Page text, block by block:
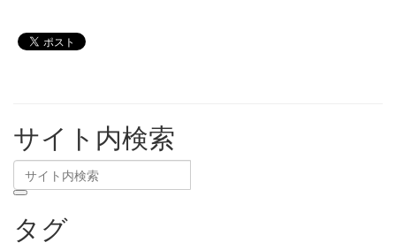
サイト内検索
タグ